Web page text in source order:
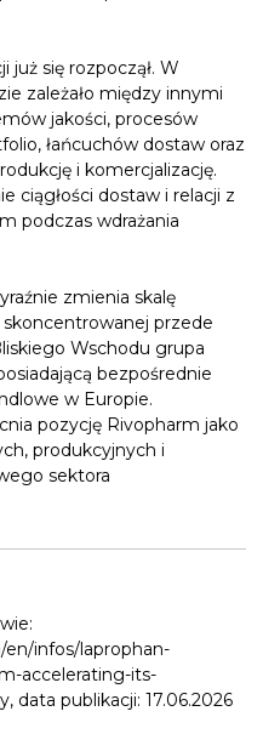
już się rozpoczął. W
zależało między innymi
jakości, procesów
łańcuchów dostaw oraz
i komercjalizację.
ciągłości dostaw i relacji z
podczas wdrażania
zmienia skalę
skoncentrowanej przede
Wschodu grupa
bezpośrednie
w Europie.
pozycję Rivopharm jako
produkcyjnych i
sektora
infos/laprophan-
accelerating-its-
data publikacji: 17.06.2026